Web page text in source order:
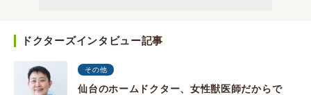
ドクターズインタビュー記事
その他
仙台のホームドクター、女性獣医師だからで